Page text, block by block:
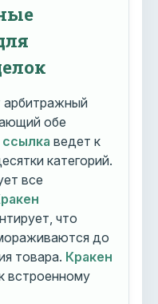
арбитражный
обе
ведет к
категорий.
все
что
до
товара. Кракен
встроенному